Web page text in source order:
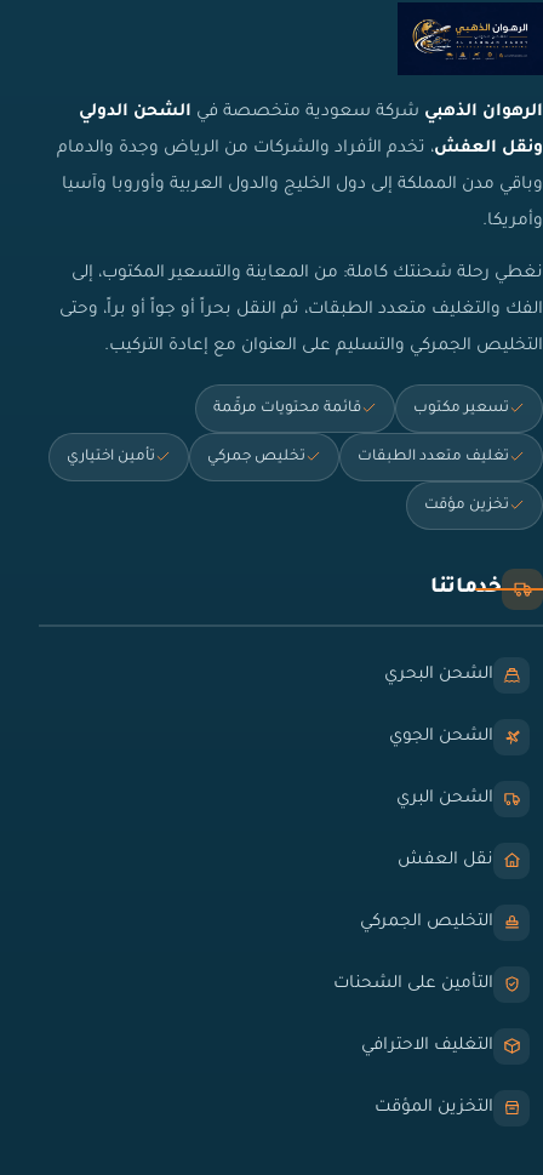
الرهوان الذهبي شركة سعودية متخصصة في الشحن الدولي
ونقل العفش، تخدم الأفراد والشركات من الرياض وجدة والدمام
وباقي مدن المملكة إلى دول الخليج والدول العربية وأوروبا وآسيا
وأمريكا.
نغطي رحلة شحنتك كاملة: من المعاينة والتسعير المكتوب، إلى
الفك والتغليف متعدد الطبقات، ثم النقل بحراً أو جواً أو براً، وحتى
التخليص الجمركي والتسليم على العنوان مع إعادة التركيب.
تسعير مكتوب قائمة محتويات مرقّمة
تغليف متعدد الطبقات تخليص جمركي تأمين اختياري
تخزين مؤقت
خدماتنا
الشحن البحري
الشحن الجوي
الشحن البري
نقل العفش
التخليص الجمركي
التأمين على الشحنات
التغليف الاحترافي
التخزين المؤقت